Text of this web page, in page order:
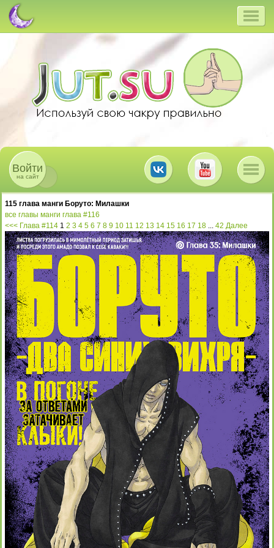
Войти
на сайт
115 глава манги Боруто: Милашки
все главы манги глава #116
<<< Глава #114 1 2 3 4 5 6 7 8 9 10 11 12 13 14 15 16 17 18 ... 42 Далее